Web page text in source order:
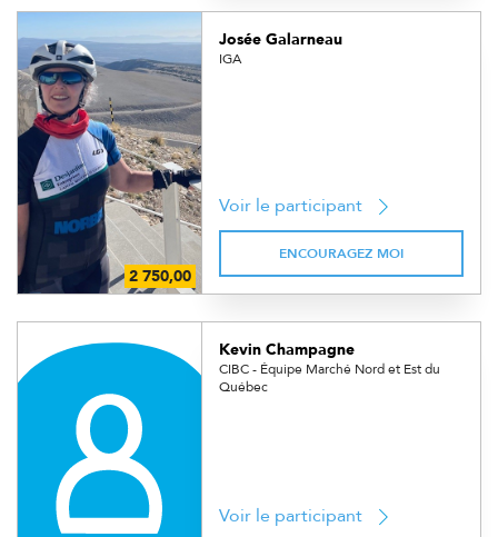
Josée Galarneau
IGA
Voir le participant
ENCOURAGEZ MOI
Kevin Champagne
CIBC - Équipe Marché Nord et Est du
Québec
Voir le participant